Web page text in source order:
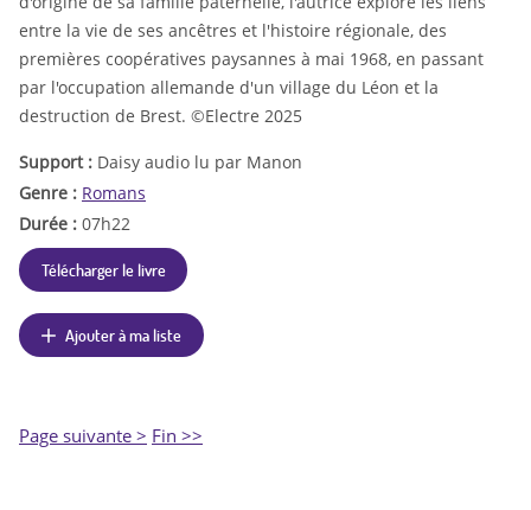
entre la vie de ses ancêtres et l'histoire régionale, des
premières coopératives paysannes à mai 1968, en passant
par l'occupation allemande d'un village du Léon et la
destruction de Brest. ©Electre 2025
Support : Daisy audio lu par Manon
Genre : Romans
Durée : 07h22
Télécharger le livre
Ajouter à ma liste
Page suivante > Fin >>